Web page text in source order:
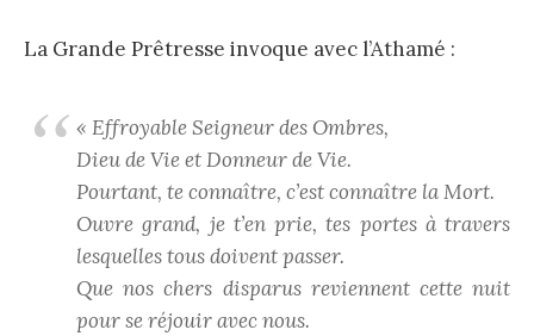
La Grande Prêtresse invoque avec l’Athamé :
« Effroyable Seigneur des Ombres,
Dieu de Vie et Donneur de Vie.
Pourtant, te connaître, c’est connaître la Mort.
Ouvre grand, je t’en prie, tes portes à travers
lesquelles tous doivent passer.
Que nos chers disparus reviennent cette nuit
pour se réjouir avec nous.